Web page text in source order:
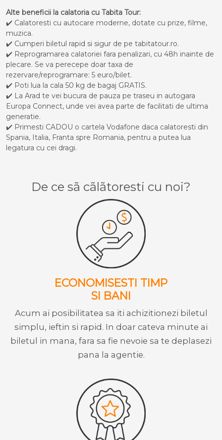
Alte beneficii la calatoria cu Tabita Tour:
✔️ Calatoresti cu autocare moderne, dotate cu prize, filme,
muzica.
✔️ Cumperi biletul rapid si sigur de pe tabitatour.ro.
✔️ Reprogramarea calatoriei fara penalizari, cu 48h inainte de
plecare. Se va perecepe doar taxa de
rezervare/reprogramare: 5 euro/bilet.
✔️ Poti lua la cala 50 kg de bagaj GRATIS.
✔️ La Arad te vei bucura de pauza pe traseu in autogara
Europa Connect, unde vei avea parte de facilitati de ultima
generatie.
✔️ Primesti CADOU o cartela Vodafone daca calatoresti din
Spania, Italia, Franta spre Romania, pentru a putea lua
legatura cu cei dragi.
De ce sã cãlãtoresti cu noi?
ECONOMISESTI TIMP
SI BANI
Acum ai posibilitatea sa iti achizitionezi biletul
simplu, ieftin si rapid. In doar cateva minute ai
biletul in mana, fara sa fie nevoie sa te deplasezi
pana la agentie.